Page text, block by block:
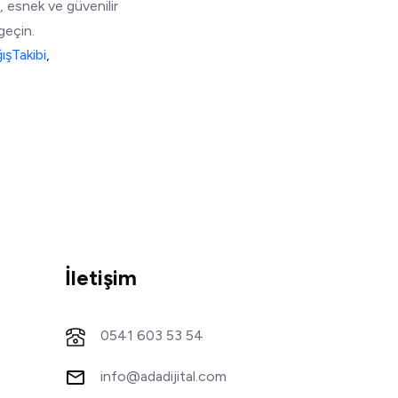
esnek ve güvenilir
,
İletişim
0541 603 53 54
info@adadijital.com